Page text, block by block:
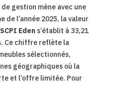
gestion mène avec une
de l’année 2025, la valeur
SCPI Edens’établit à 33,21
Ce chiffre reflète la
sélectionnés,
géographiques où la
et l’offre limitée. Pour